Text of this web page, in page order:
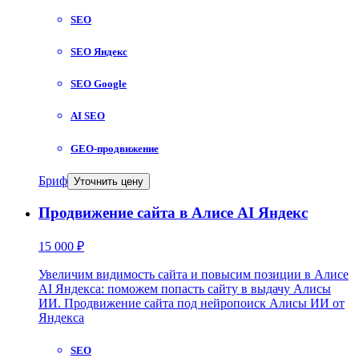
SEO
SEO Яндекс
SEO Google
AI SEO
GEO-продвижение
Бриф Уточнить цену
Продвижение сайта в Алисе AI Яндекс
15 000 ₽
Увеличим видимость сайта и повысим позиции в Алисе
AI Яндекса: поможем попасть сайту в выдачу Алисы
ИИ. Продвижение сайта под нейропоиск Алисы ИИ от
Яндекса
SEO